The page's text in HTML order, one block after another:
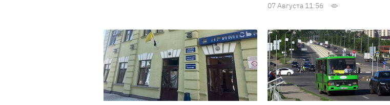
07 Августа 11:56